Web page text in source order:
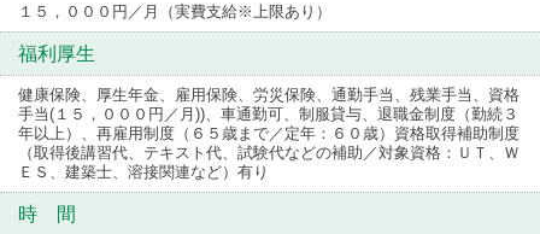
１５，０００円／月（実費支給※上限あり）
福利厚生
健康保険、厚生年金、雇用保険、労災保険、通勤手当、残業手当、資格
手当(１５，０００円／月))、車通勤可、制服貸与、退職金制度（勤続３
年以上）、再雇用制度（６５歳まで／定年：６０歳）資格取得補助制度
（取得後講習代、テキスト代、試験代などの補助／対象資格：ＵＴ、Ｗ
ＥＳ、建築士、溶接関連など）有り
時 間